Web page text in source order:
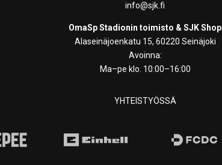
info@sjk.fi
OmaSp Stadionin toimisto & SJK Shop
Alaseinäjoenkatu 15, 60220 Seinäjoki
Avoinna:
Ma–pe klo. 10:00–16:00
YHTEISTYÖSSÄ